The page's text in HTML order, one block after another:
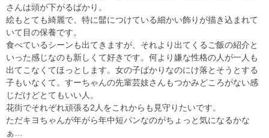
さんは頭が下がるばかり。
絵もとても綺麗で、特に髷につけている細かい飾りが描き込まれて
いて目の保養です。
食べているシーンも出てきますが、それより出てくるご飯の紹介と
いった感じなのも新しくて好きです。何より嫌な性格の人が一人も
出てこなくてほっとします。女の子ばかりなのにけ落とそうとする
子もいなくて。すーちゃんの先輩芸妓さんもつかみどころがない感
じだけどとてもいい人。
花街でそれぞれ頑張る2人をこれからも見守りたいです。
ただキヨちゃんが年がら年中短パンなのがちょっと気になるかな
ぁ…